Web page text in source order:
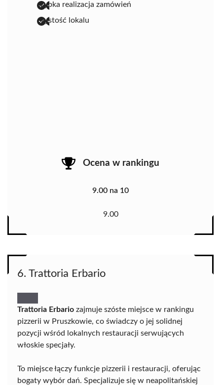
szybka realizacja zamówień
czystość lokalu
Ocena w rankingu
9.00 na 10
9.00
6. Trattoria Erbario
Trattoria Erbario zajmuje szóste miejsce w rankingu
pizzerii w Pruszkowie, co świadczy o jej solidnej
pozycji wśród lokalnych restauracji serwujących
włoskie specjały.
To miejsce łączy funkcje pizzerii i restauracji, oferując
bogaty wybór dań. Specjalizuje się w neapolitańskiej